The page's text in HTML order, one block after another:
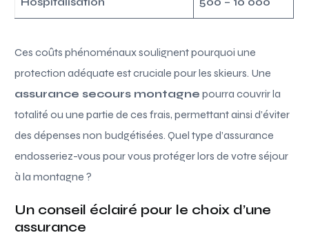
Ces coûts phénoménaux soulignent pourquoi une
protection adéquate est cruciale pour les skieurs. Une
assurance secours montagne pourra couvrir la
totalité ou une partie de ces frais, permettant ainsi d’éviter
des dépenses non budgétisées. Quel type d’assurance
endosseriez-vous pour vous protéger lors de votre séjour
à la montagne ?
Un conseil éclairé pour le choix d’une
assurance